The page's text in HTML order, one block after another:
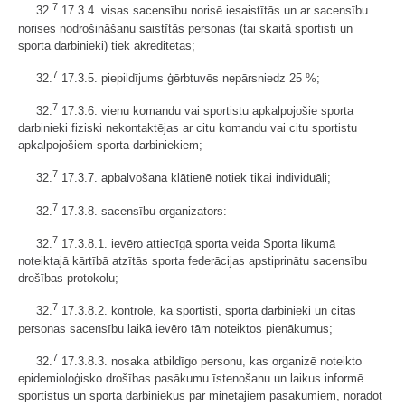
32.7 17.3.4. visas sacensību norisē iesaistītās un ar sacensību
norises nodrošināšanu saistītās personas (tai skaitā sportisti un
sporta darbinieki) tiek akreditētas;
32.7 17.3.5. piepildījums ģērbtuvēs nepārsniedz 25 %;
32.7 17.3.6. vienu komandu vai sportistu apkalpojošie sporta
darbinieki fiziski nekontaktējas ar citu komandu vai citu sportistu
apkalpojošiem sporta darbiniekiem;
32.7 17.3.7. apbalvošana klātienē notiek tikai individuāli;
32.7 17.3.8. sacensību organizators:
32.7 17.3.8.1. ievēro attiecīgā sporta veida Sporta likumā
noteiktajā kārtībā atzītās sporta federācijas apstiprinātu sacensību
drošības protokolu;
32.7 17.3.8.2. kontrolē, kā sportisti, sporta darbinieki un citas
personas sacensību laikā ievēro tām noteiktos pienākumus;
32.7 17.3.8.3. nosaka atbildīgo personu, kas organizē noteikto
epidemioloģisko drošības pasākumu īstenošanu un laikus informē
sportistus un sporta darbiniekus par minētajiem pasākumiem, norādot